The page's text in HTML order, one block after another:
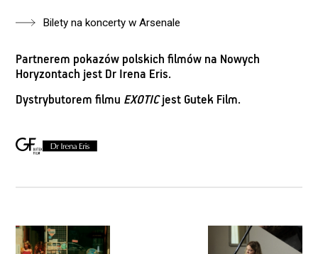
Bilety na koncerty w Arsenale
Partnerem pokazów polskich filmów na Nowych
Horyzontach jest Dr Irena Eris.
Dystrybutorem filmu EXOTICjest Gutek Film.